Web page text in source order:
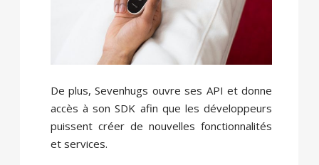
De plus, Sevenhugs ouvre ses API et donne
accès à son SDK afin que les développeurs
puissent créer de nouvelles fonctionnalités
et services.